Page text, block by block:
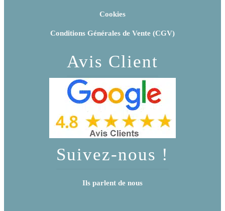
Cookies
Conditions Générales de Vente (CGV)
Avis Client
Suivez-nous !
Ils parlent de nous